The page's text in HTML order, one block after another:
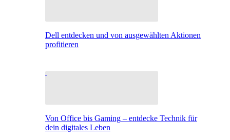
Dell entdecken und von ausgewählten Aktionen
profitieren
Von Office bis Gaming – entdecke Technik für
dein digitales Leben